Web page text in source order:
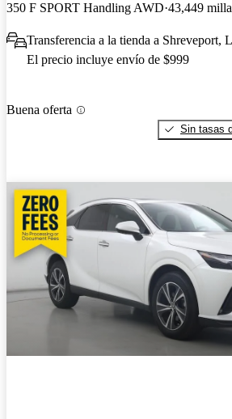
350 F SPORT Handling AWD 43,449
Transferencia a la tienda a Shreveport,
El precio incluye envío de $999
Buena oferta
Sin tasas